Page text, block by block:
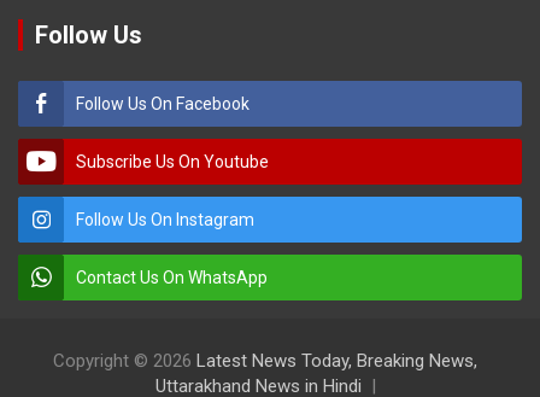
Follow Us
Follow Us On Facebook
Subscribe Us On Youtube
Follow Us On Instagram
Contact Us On WhatsApp
Copyright © 2026 Latest News Today, Breaking News,
Uttarakhand News in Hindi